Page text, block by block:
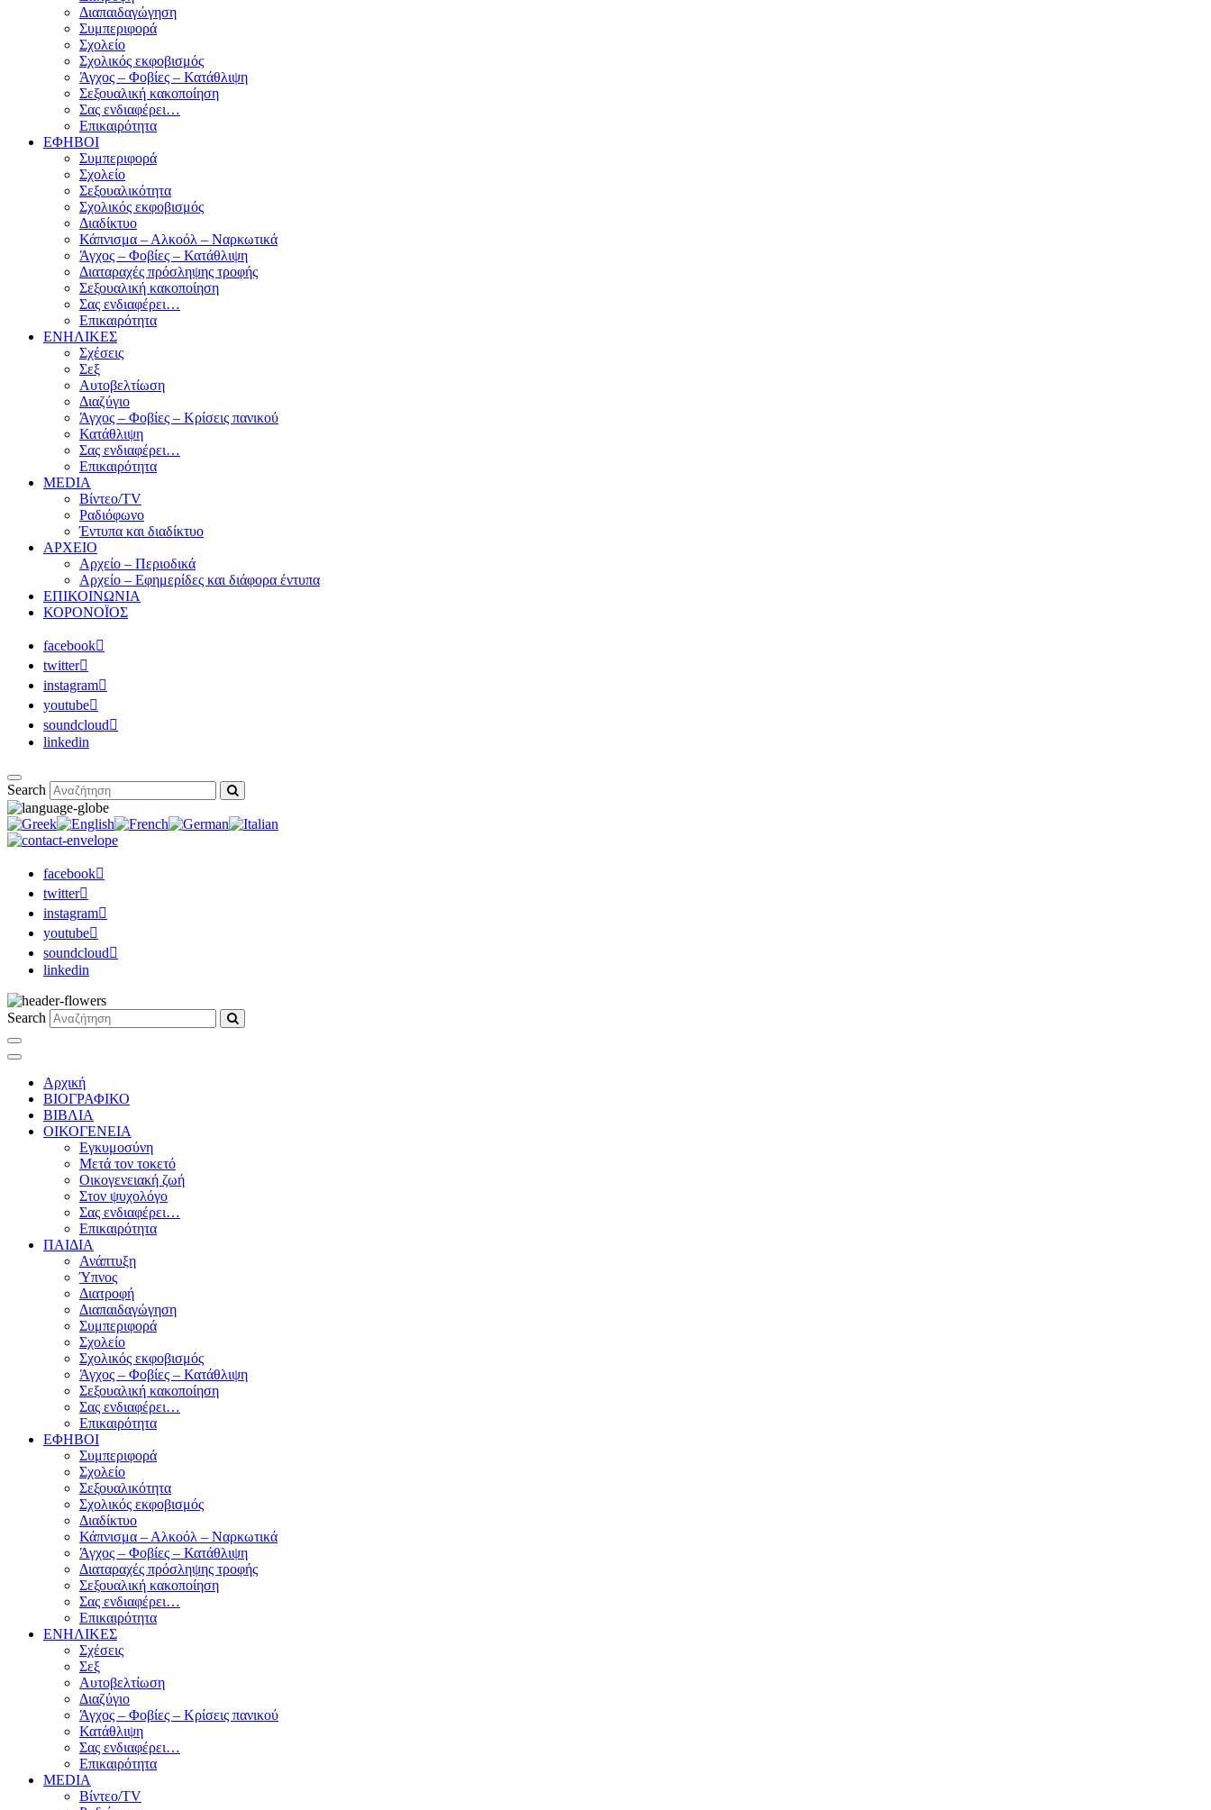
Διαπαιδαγώγηση
Συμπεριφορά
Σχολείο
Σχολικός εκφοβισμός
Άγχος – Φοβίες – Κατάθλιψη
Σεξουαλική κακοποίηση
Σας ενδιαφέρει…
Επικαιρότητα
ΕΦΗΒΟΙ
Συμπεριφορά
Σχολείο
Σεξουαλικότητα
Σχολικός εκφοβισμός
Διαδίκτυο
Κάπνισμα – Αλκοόλ – Ναρκωτικά
Άγχος – Φοβίες – Κατάθλιψη
Διαταραχές πρόσληψης τροφής
Σεξουαλική κακοποίηση
Σας ενδιαφέρει…
Επικαιρότητα
ΕΝΗΛΙΚΕΣ
Σχέσεις
Σεξ
Αυτοβελτίωση
Διαζύγιο
Άγχος – Φοβίες – Κρίσεις πανικού
Κατάθλιψη
Σας ενδιαφέρει…
Επικαιρότητα
MEDIA
Βίντεο/TV
Ραδιόφωνο
Έντυπα και διαδίκτυο
ΑΡΧΕΙΟ
Αρχείο – Περιοδικά
Αρχείο – Εφημερίδες και διάφορα έντυπα
ΕΠΙΚΟΙΝΩΝΙΑ
ΚΟΡΟΝΟΪΟΣ
facebook
twitter
instagram
youtube
soundcloud
linkedin
Search
facebook
twitter
instagram
youtube
soundcloud
linkedin
Search
Αρχική
ΒΙΟΓΡΑΦΙΚΟ
ΒΙΒΛΙΑ
ΟΙΚΟΓΕΝΕΙΑ
Εγκυμοσύνη
Μετά τον τοκετό
Οικογενειακή ζωή
Στον ψυχολόγο
Σας ενδιαφέρει…
Επικαιρότητα
ΠΑΙΔΙΑ
Ανάπτυξη
Ύπνος
Διατροφή
Διαπαιδαγώγηση
Συμπεριφορά
Σχολείο
Σχολικός εκφοβισμός
Άγχος – Φοβίες – Κατάθλιψη
Σεξουαλική κακοποίηση
Σας ενδιαφέρει…
Επικαιρότητα
ΕΦΗΒΟΙ
Συμπεριφορά
Σχολείο
Σεξουαλικότητα
Σχολικός εκφοβισμός
Διαδίκτυο
Κάπνισμα – Αλκοόλ – Ναρκωτικά
Άγχος – Φοβίες – Κατάθλιψη
Διαταραχές πρόσληψης τροφής
Σεξουαλική κακοποίηση
Σας ενδιαφέρει…
Επικαιρότητα
ΕΝΗΛΙΚΕΣ
Σχέσεις
Σεξ
Αυτοβελτίωση
Διαζύγιο
Άγχος – Φοβίες – Κρίσεις πανικού
Κατάθλιψη
Σας ενδιαφέρει…
Επικαιρότητα
MEDIA
Βίντεο/TV